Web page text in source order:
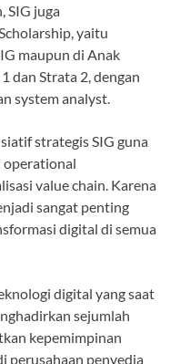
SIG juga
yaitu
maupun di Anak
dan Strata 2, dengan
system analyst.
strategis SIG guna
operational
value chain. Karena
sangat penting
digital di semua
digital yang saat
sejumlah
kepemimpinan
perusahaan penyedia